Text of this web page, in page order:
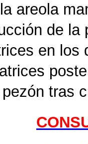
areola
de la
en
pezón tras